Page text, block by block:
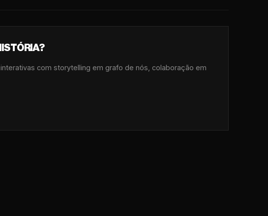
com storytelling em grafo de nós, colaboração em